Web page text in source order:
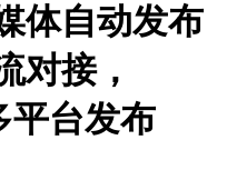
体自动发布
对接，
平台发布